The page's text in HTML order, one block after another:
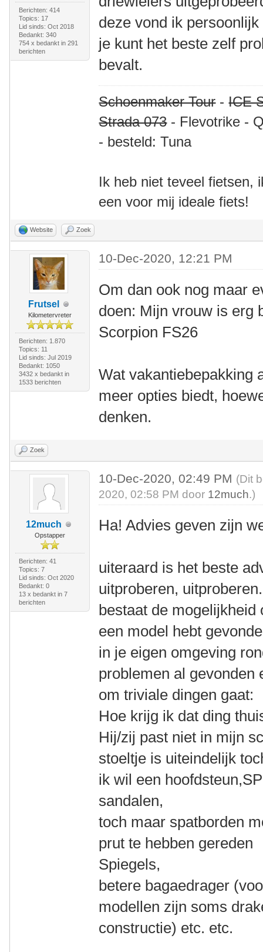
Berichten: 414
Topics: 17
Lid sinds: Oct 2018
Bedankt: 340
754 x bedankt in 291
berichten
deze vond ik
je kunt het beste zelf
bevalt.
Schoenmaker Tour-ICE
Strada 073- Flevotrike -
- besteld: Tuna
Ik heb niet teveel fietsen,
een voor mij ideale fiets!
Website Zoek
Frutsel
Kilometervreter
Berichten: 1.870
Topics: 11
Lid sinds: Jul 2019
Bedankt: 1050
3432 x bedankt in
1533 berichten
10-Dec-2020, 12:21 PM
Om dan ook nog maar
doen: Mijn vrouw is erg
Scorpion FS26
Wat vakantiebepakking
meer opties biedt,
denken.
Zoek
12much
Opstapper
Berichten: 41
Topics: 7
Lid sinds: Oct 2020
Bedankt: 0
13 x bedankt in 7
berichten
10-Dec-2020, 02:49 PM (Dit
2020, 02:58 PM door 12much.)
Ha! Advies geven zijn
uiteraard is het beste
uitproberen,
bestaat de
een model hebt
in je eigen omgeving
problemen al gevonden
om triviale dingen gaat:
Hoe krijg ik dat ding
Hij/zij past niet in mijn
stoeltje is uiteindelijk
ik wil een
sandalen,
toch maar spatborden
prut te hebben gereden
Spiegels,
betere bagaedrager
modellen zijn soms
constructie) etc. etc.